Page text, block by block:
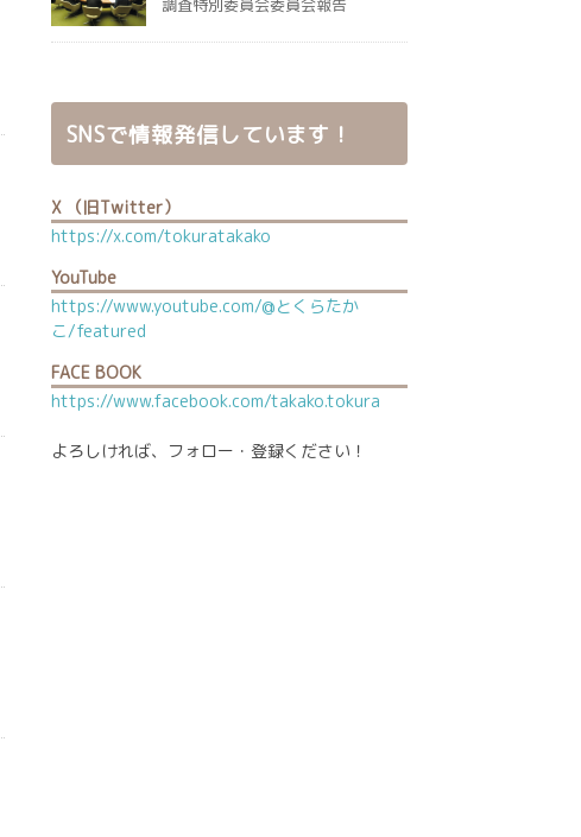
調査特別委員会委員会報告
SNSで情報発信しています！
X （旧Twitter）
https://x.com/tokuratakako
YouTube
https://www.youtube.com/@とくらたか
こ/featured
FACE BOOK
https://www.facebook.com/takako.tokura
よろしければ、フォロー・登録ください！